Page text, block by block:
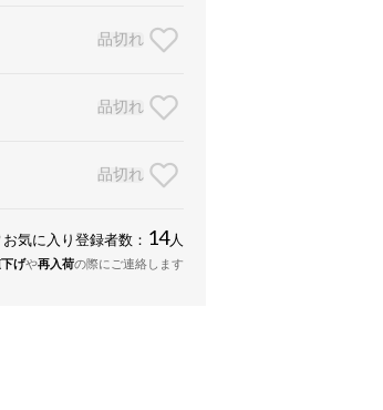
品切れ
品切れ
品切れ
お気に入り登録者数： 14人
げや再入荷の際にご連絡します